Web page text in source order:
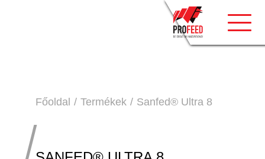
Főoldal Termékek Sanfed® Ultra 8